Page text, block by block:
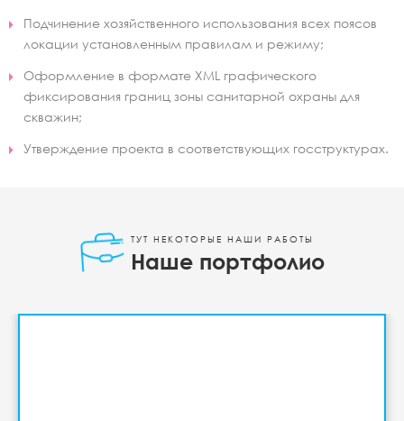
Подчинение хозяйственного использования всех поясов
локации установленным правилам и режиму;
Оформление в формате XML графического
фиксирования границ зоны санитарной охраны для
скважин;
Утверждение проекта в соответствующих госструктурах.
ТУТ НЕКОТОРЫЕ НАШИ РАБОТЫ
Наше портфолио